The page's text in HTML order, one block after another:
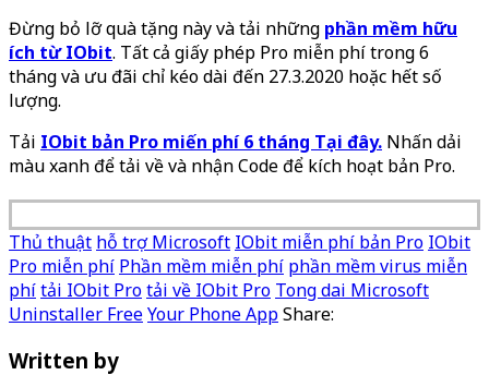
Đừng bỏ lỡ quà tặng này và tải những phần mềm hữu
ích từ IObit. Tất cả giấy phép Pro miễn phí trong 6
tháng và ưu đãi chỉ kéo dài đến 27.3.2020 hoặc hết số
lượng.
Tải IObit bản Pro miến phí 6 tháng Tại đây. Nhấn dải
màu xanh để tải về và nhận Code để kích hoạt bản Pro.
Thủ thuật hỗ trợ Microsoft IObit miễn phí bản Pro IObit
Pro miễn phí Phần mềm miễn phí phần mềm virus miễn
phítải IObit Protải về IObit Pro Tong dai Microsoft
Uninstaller FreeYour Phone AppShare:
Written by